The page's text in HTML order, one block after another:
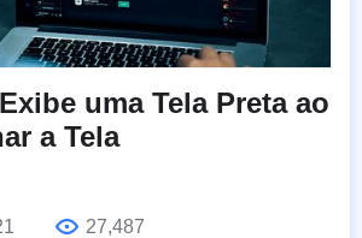
uma Tela Preta ao
a Tela
27,487